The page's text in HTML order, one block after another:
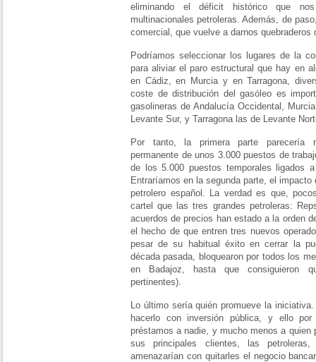
eliminando el déficit histórico que
multinacionales petroleras. Además, de
comercial, que vuelve a darnos quebraderos
Podríamos seleccionar los lugares de la
para aliviar el paro estructural que hay en
en Cádiz, en Murcia y en Tarragona,
coste de distribución del gasóleo es
gasolineras de Andalucía Occidental,
Levante Sur, y Tarragona las de Levante
Por tanto, la primera parte parecería
permanente de unos 3.000 puestos de
de los 5.000 puestos temporales ligados
Entraríamos en la segunda parte, el
petrolero español. La verdad es que,
cartel que las tres grandes petroleras:
acuerdos de precios han estado a la orden
el hecho de que entren tres nuevos
pesar de su habitual éxito en cerrar la
década pasada, bloquearon por todos los
en Badajoz, hasta que consiguieron
pertinentes).
Lo último sería quién promueve la
hacerlo con inversión pública, y ello
préstamos a nadie, y mucho menos a quien
sus principales clientes, las
amenazarían con quitarles el negocio